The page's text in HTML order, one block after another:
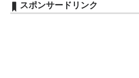
スポンサードリンク